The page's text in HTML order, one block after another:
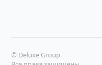
© Deluxe Group